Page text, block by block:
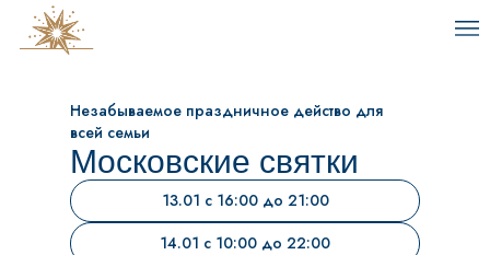
Незабываемое праздничное действо для
всей семьи
Московские святки
13.01 с 16:00 до 21:00
14.01 с 10:00 до 22:00